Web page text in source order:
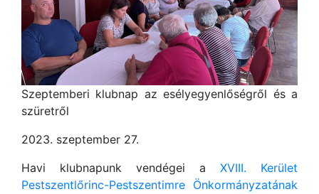
Szeptemberi klubnap az esélyegyenlőségről és a
szüretről
2023. szeptember 27.
Havi klubnapunk vendégei a XVIII. Kerület
Pestszentlőrinc-Pestszentimre Önkormányzatának